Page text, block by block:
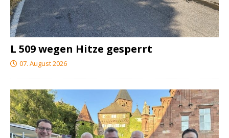
L 509 wegen Hitze gesperrt
07. August 2026